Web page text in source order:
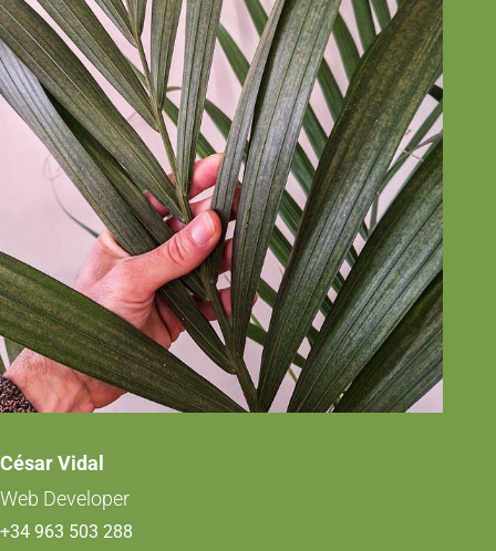
César Vidal
Web Developer
+34 963 503 288